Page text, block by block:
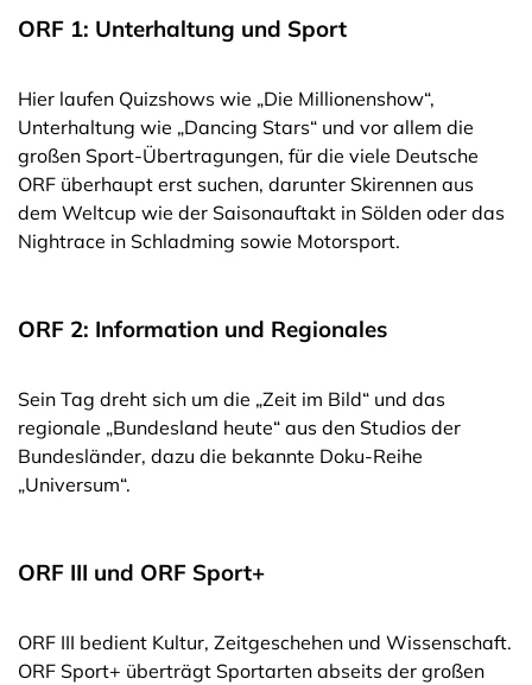
ORF 1: Unterhaltung und Sport
Hier laufen Quizshows wie „Die Millionenshow“,
Unterhaltung wie „Dancing Stars“ und vor allem die
großen Sport-Übertragungen, für die viele Deutsche
ORF überhaupt erst suchen, darunter Skirennen aus
dem Weltcup wie der Saisonauftakt in Sölden oder das
Nightrace in Schladming sowie Motorsport.
ORF 2: Information und Regionales
Sein Tag dreht sich um die „Zeit im Bild“ und das
regionale „Bundesland heute“ aus den Studios der
Bundesländer, dazu die bekannte Doku-Reihe
„Universum“.
ORF III und ORF Sport+
ORF III bedient Kultur, Zeitgeschehen und Wissenschaft.
ORF Sport+ überträgt Sportarten abseits der großen